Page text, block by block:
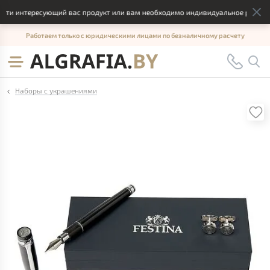
интересующий вас продукт или вам необходимо индивидуальное
Работаем только с юридическими лицами по безналичному расчету
Наборы с украшениями